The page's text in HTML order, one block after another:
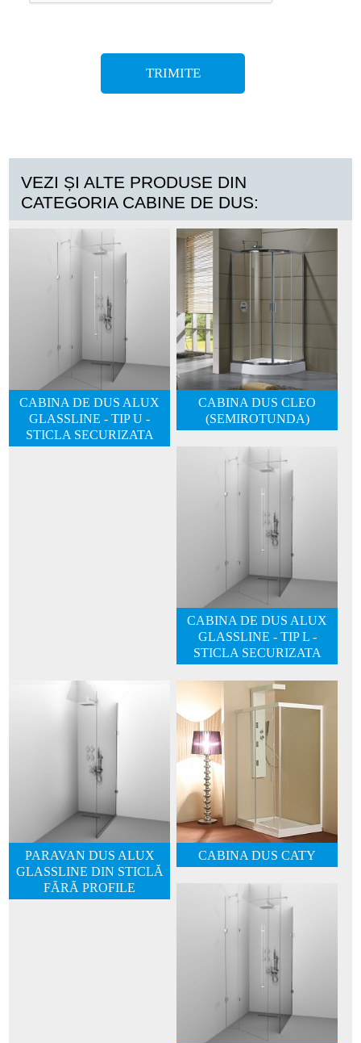
VEZI ȘI ALTE PRODUSE DIN
CATEGORIA CABINE DE DUS:
CABINA DE DUS ALUX
GLASSLINE - TIP U -
STICLA SECURIZATA
CABINA DUS CLEO
(SEMIROTUNDA)
CABINA DE DUS ALUX
GLASSLINE - TIP L -
STICLA SECURIZATA
PARAVAN DUS ALUX
GLASSLINE DIN STICLĂ
FĂRĂ PROFILE
CABINA DUS CATY